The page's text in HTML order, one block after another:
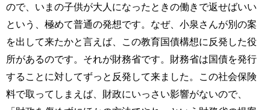
ので、いまの子供が大人になったときの働きで返せばいい
という、極めて普通の発想です。なぜ、小泉さんが別の案
を出して来たかと言えば、この教育国債構想に反発した役
所があるのです。それが財務省です。財務省は国債を発行
することに対してずっと反発して来ました。この社会保険
料で取ってしまえば、財政にいっさい影響がないので、